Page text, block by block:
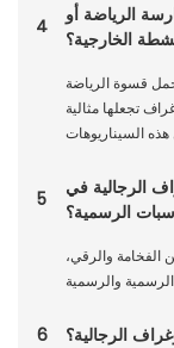
4
الرياضة أو
الخارجية؟
قسوة الرياضة
تجعلها مثالية
5
الرجالية في
الرسمية؟
الفخامة والرقي،
6 الرجالية؟